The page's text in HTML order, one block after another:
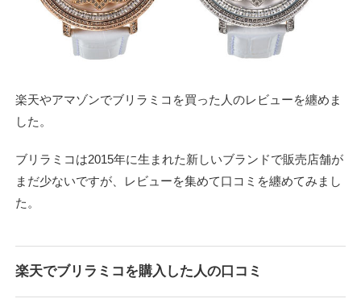
楽天やアマゾンでブリラミコを買った人のレビューを纏めま
した。
ブリラミコは2015年に生まれた新しいブランドで販売店舗が
まだ少ないですが、レビューを集めて口コミを纏めてみまし
た。
楽天でブリラミコを購入した人の口コミ